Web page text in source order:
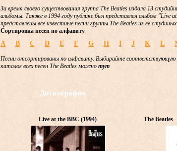
За время своего существования группа The Beatles издала 13
альбомы. Также в 1994 году публике был представлен альбом "Live
представлены все известные песни группы The Beatles из ее
Сортировка песен по алфавиту
A B C D E F G H I J K L
Песни отсортированы по алфавиту. Выбирайте соответствующую
каталог всех песен The Beatles можно тут
Дискография
Live at the BBC (1994) The Beatles